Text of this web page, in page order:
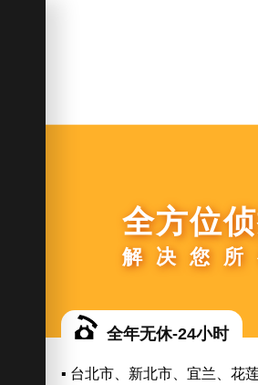
全方位
解决您所
全年无休-24小时
▪ 台北市、新北市、宜兰、花